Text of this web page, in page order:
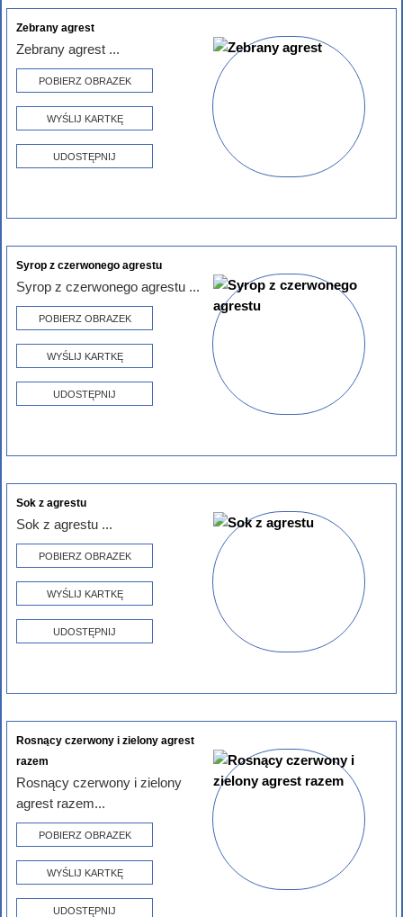
Zebrany agrest
Zebrany agrest ...
POBIERZ OBRAZEK
WYŚLIJ KARTKĘ
UDOSTĘPNIJ
Syrop z czerwonego agrestu
Syrop z czerwonego agrestu ...
POBIERZ OBRAZEK
WYŚLIJ KARTKĘ
UDOSTĘPNIJ
Sok z agrestu
Sok z agrestu ...
POBIERZ OBRAZEK
WYŚLIJ KARTKĘ
UDOSTĘPNIJ
Rosnący czerwony i zielony agrest
razem
Rosnący czerwony i zielony
agrest razem...
POBIERZ OBRAZEK
WYŚLIJ KARTKĘ
UDOSTĘPNIJ